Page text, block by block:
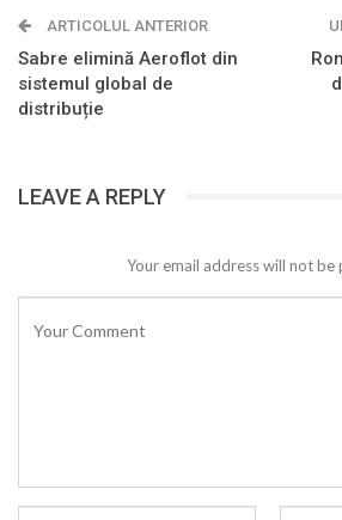
ARTICOLUL ANTERIOR
Sabre elimină Aeroflot din
sistemul global de
distribuție
LEAVE A REPLY
Your email address will not be